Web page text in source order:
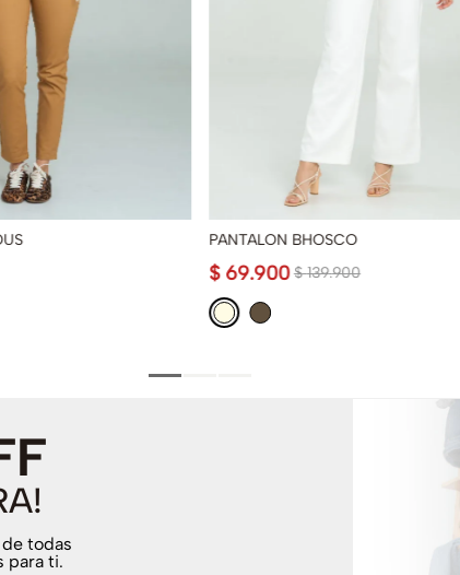
PANTALON BHOSCO
$ 139.900
$ 69.900
todas
para ti.